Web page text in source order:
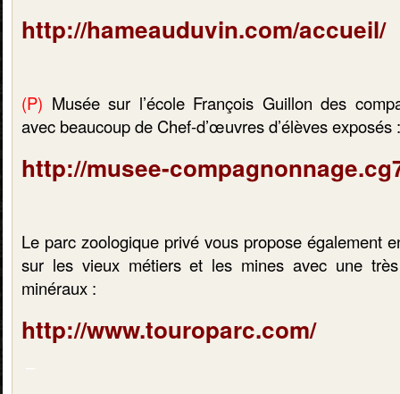
http://hameauduvin.com/accueil/
(P) Musée sur l’école François Guillon des
avec beaucoup de Chef-d’œuvres d’élèves exposés :
http://musee-
Le parc zoologique privé vous propose également
sur les vieux métiers et les mines avec une
minéraux :
http://www.touroparc.com/